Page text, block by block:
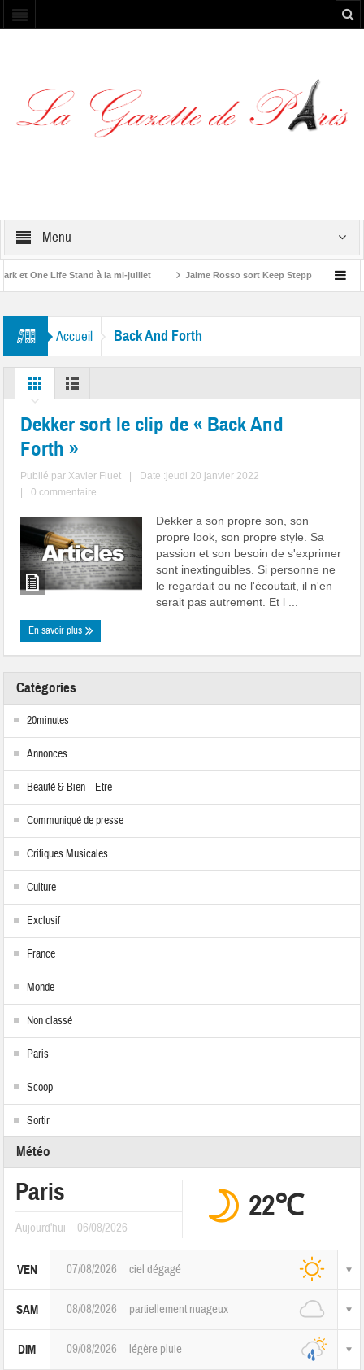
Menu
et One Life Stand à la mi-juillet Jaime Rosso sort Keep Stepping, son
Accueil Back And Forth
Dekker sort le clip de « Back And
Forth »
Publié par Xavier Fluet
Date :jeudi 20 janvier 2022
0 commentaire
Dekker a son propre son, son
propre look, son propre style. Sa
passion et son besoin de s'exprimer
sont inextinguibles. Si personne ne
le regardait ou ne l'écoutait, il n'en
serait pas autrement. Et l ...
En savoir plus
Catégories
20minutes
Annonces
Beauté & Bien – Etre
Communiqué de presse
Critiques Musicales
Culture
Exclusif
France
Monde
Non classé
Paris
Scoop
Sortir
Météo
Paris
Aujourd'hui 06/08/2026
22℃
VEN 07/08/2026 ciel dégagé
SAM 08/08/2026 partiellement nuageux
DIM 09/08/2026 légère pluie